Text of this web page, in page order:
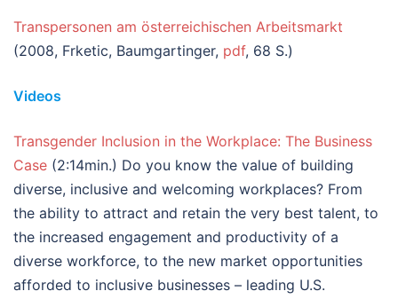
Transpersonen am österreichischen Arbeitsmarkt
(2008, Frketic, Baumgartinger, pdf, 68 S.)
Videos
Transgender Inclusion in the Workplace: The Business
Case (2:14min.) Do you know the value of building
diverse, inclusive and welcoming workplaces? From
the ability to attract and retain the very best talent, to
the increased engagement and productivity of a
diverse workforce, to the new market opportunities
afforded to inclusive businesses – leading U.S.